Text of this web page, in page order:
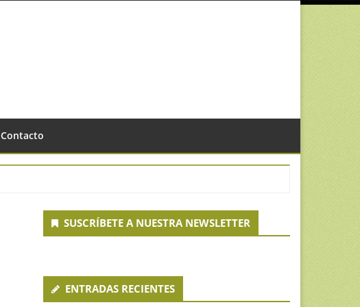
Contacto
Secondary
Sidebar
SUSCRÍBETE A NUESTRA NEWSLETTER
ENTRADAS RECIENTES